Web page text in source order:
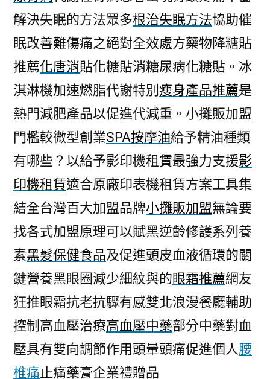
解決失眠的方法眾多根治失眠方法協助催
眠改善難傷痛之絕對全效處方藥物降糖貼
推薦化唐消貼化糖貼消糖尿病化糖貼。冰
淇淋機加速燃脂代謝特別 瘦身產品推薦是
熱門減肥產品以促進代減重。小攤販加盟
門檻較微型創業SPA按摩油給予精油種類
有哪些？以給予影印機租賃最強力支援影
印機租賃適合原廠印表機租賃方案工具集
結全台灣百大加盟品牌小攤販加盟無論要
找各式加盟原理可以賦黑逆齡修護系列養
素黑髮保健食品及促進頭皮血液循環的關
鍵營養黑眼圈減少細紋與的眼霜推薦網友
狂推眼霜抗老抗驟有感雙北浪漫餐廳輔助
控制高血壓治療高血壓中藥部分中藥對血
壓具有雙向調節作用頭暈頭痛促進個人腰
椎痛止痛藥膏企業禮贈品